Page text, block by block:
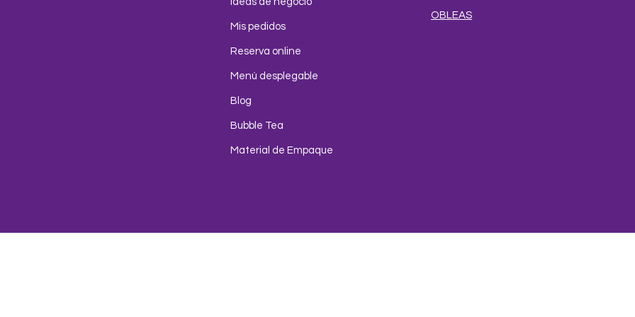
Mis pedidos
Reserva online
Menú desplegable
Blog
Bubble Tea
Material de Empaque
OBLEAS